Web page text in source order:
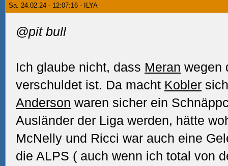
Sa. 24.02.24 - 12:07:16 - ILYA
@pit bull
Ich glaube nicht, dass Meran wegen
verschuldet ist. Da macht Kobler
Anderson waren sicher ein
Ausländer der Liga werden, hätte
McNelly und Ricci war auch eine
die ALPS ( auch wenn ich total von